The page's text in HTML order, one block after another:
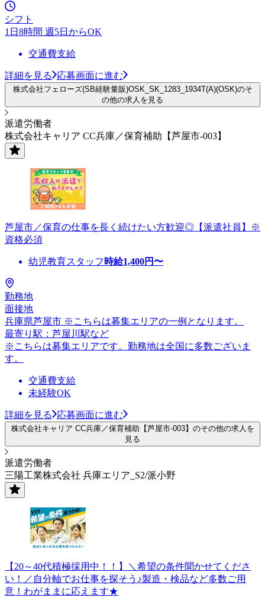
シフト
1日8時間 週5日からOK
交通費支給
詳細を見る 応募画面に進む
株式会社フェローズ(SB経験量販)OSK_SK_1283_1934T(A)(OSK)のそ
の他の求人を見る
派遣労働者
株式会社キャリア CC兵庫／保育補助【芦屋市-003】
芦屋市／保育の仕事を長く続けたい方歓迎◎【派遣社員】※
資格必須
幼児教育スタッフ 時給1,400円〜
勤務地
面接地
兵庫県芦屋市 ※こちらは募集エリアの一例となります。
最寄り駅：芦屋川駅など
※こちらは募集エリアです。勤務地は全国に多数ございま
す。
交通費支給
未経験OK
詳細を見る 応募画面に進む
株式会社キャリア CC兵庫／保育補助【芦屋市-003】のその他の求人を
見る
派遣労働者
三陽工業株式会社 兵庫エリア_S2/派小野
【20～40代積極採用中！！】＼希望の条件聞かせてくださ
い！／自分軸でお仕事を探そう♪製造・検品など多数ご用
意！わがままに応えます★